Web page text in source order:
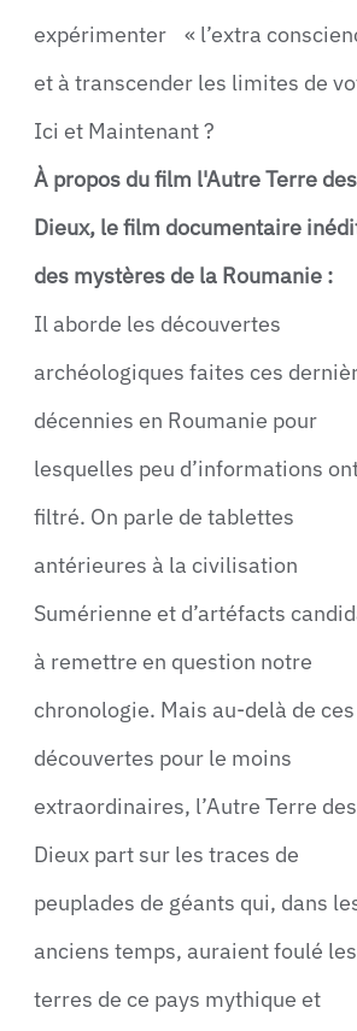
expérimenter « l’extra
et à transcender les limites de
Ici et Maintenant ?
À propos du film l'Autre Terre des
Dieux, le film documentaire
des mystères de la Roumanie :
Il aborde les découvertes
archéologiques faites ces
décennies en Roumanie pour
lesquelles peu d’informations
filtré. On parle de tablettes
antérieures à la civilisation
Sumérienne et d’artéfacts
à remettre en question notre
chronologie. Mais au-delà de ces
découvertes pour le moins
extraordinaires, l’Autre Terre des
Dieux part sur les traces de
peuplades de géants qui, dans
anciens temps, auraient foulé les
terres de ce pays mythique et